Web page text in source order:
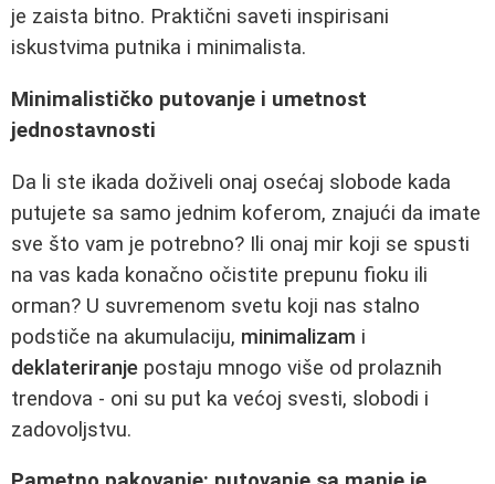
je zaista bitno. Praktični saveti inspirisani
iskustvima putnika i minimalista.
Minimalističko putovanje i umetnost
jednostavnosti
Da li ste ikada doživeli onaj osećaj slobode kada
putujete sa samo jednim koferom, znajući da imate
sve što vam je potrebno? Ili onaj mir koji se spusti
na vas kada konačno očistite prepunu fioku ili
orman? U suvremenom svetu koji nas stalno
podstiče na akumulaciju, minimalizam i
deklateriranje postaju mnogo više od prolaznih
trendova - oni su put ka većoj svesti, slobodi i
zadovoljstvu.